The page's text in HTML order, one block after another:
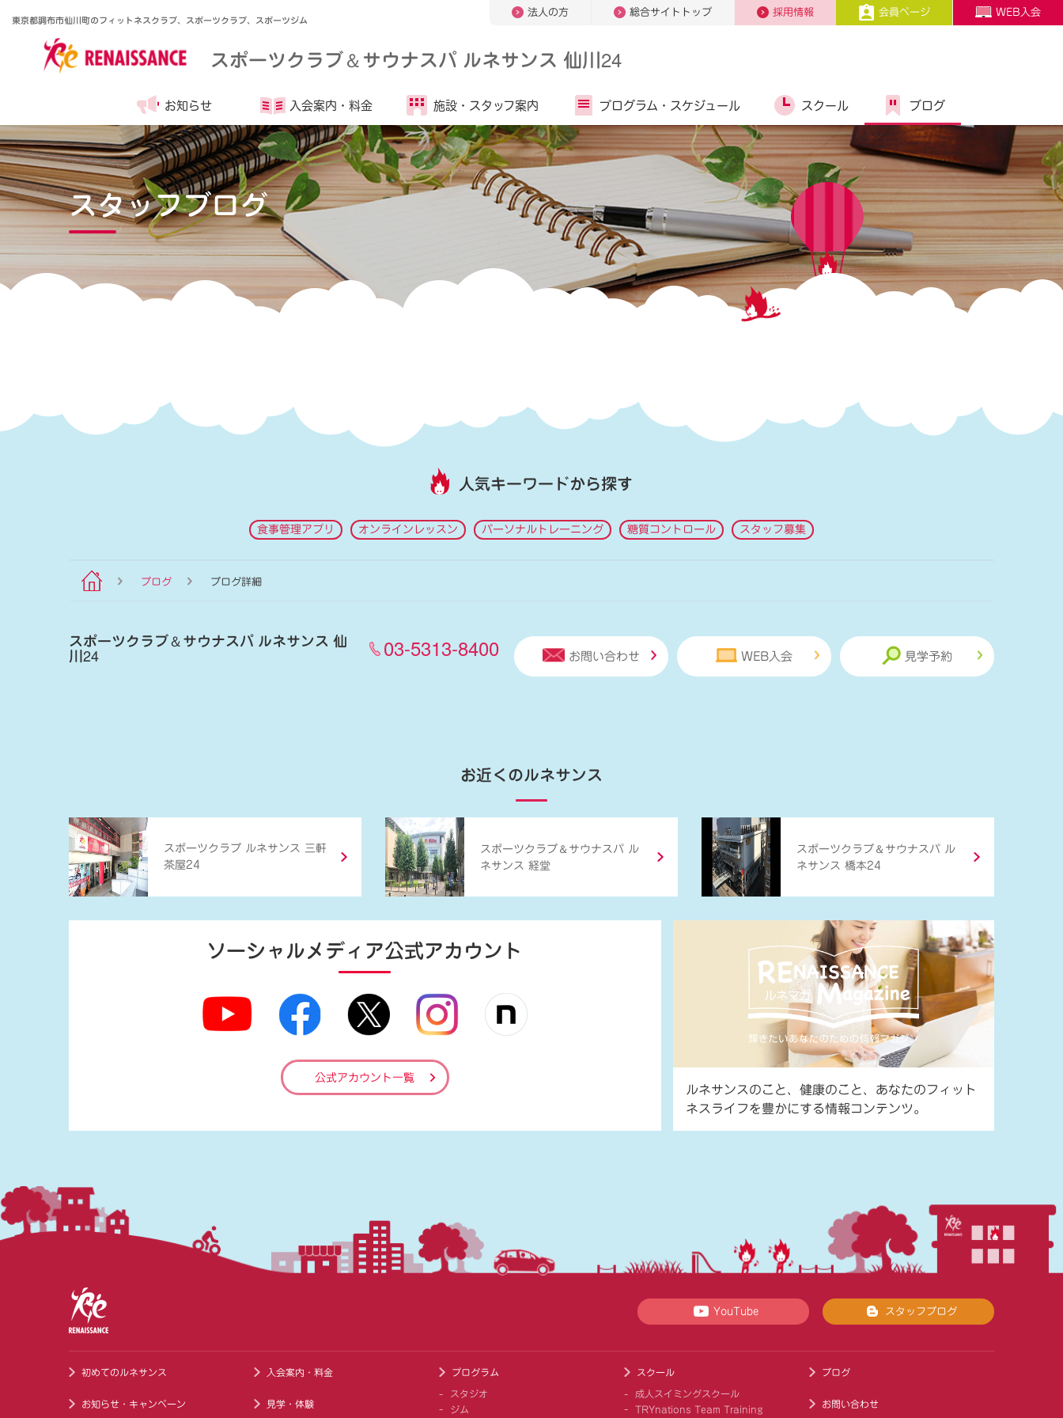
東京都調布市仙川町のフィットネスクラブ、スポーツクラブ、スポーツジム
法人の方 総合サイトトップ 採用情報 会員ページ WEB入会
スポーツクラブ＆サウナスパ ルネサンス 仙川24
お知らせ 入会案内・ 料金 施設・ スタッフ案内 プログラム・ スケジュール スクール ブログ
スタッフブログ
人気キーワードから探す
食事管理アプリ オンラインレッスン パーソナルトレーニング 糖質コントロール スタッフ募集
ブログ ブログ詳細
スポーツクラブ＆サウナスパ ルネサンス 仙
川24 03-5313-8400 お問い合わせ WEB入会 見学予約
お近くのルネサンス
スポーツクラブ ルネサンス 三軒
茶屋24
スポーツクラブ ＆ サウナスパ ル
ネサンス 経堂
スポーツクラブ ＆ サウナスパ ル
ネサンス 橋本24
ソーシャルメディア公式アカウント
公式アカウント一覧
ルネサンスのこと、健康のこと、あなたのフィット
ネスライフを豊かにする情報コンテンツ。
YouTube スタッフブログ
初めてのルネサンス
お知らせ・キャンペーン
入会案内・料金
見学・体験
プログラム
スタジオ
ジム
スクール
成人スイミングスクール
TRYnations Team Training
ブログ
お問い合わせ